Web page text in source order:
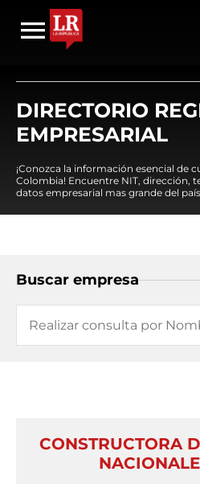
DIRECTORIO
EMPRESARIAL
¡Conozca la información esencial de
Colombia! Encuentre NIT, dirección,
datos empresarial mas grande del
Buscar empresa
CONSTRUCTORA